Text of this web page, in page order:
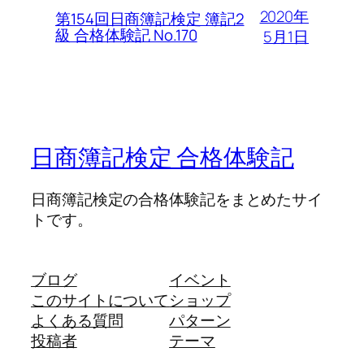
第154回日商簿記検定 簿記2
級 合格体験記 No.170
2020年
5月1日
日商簿記検定 合格体験記
日商簿記検定の合格体験記をまとめたサイ
トです。
ブログ
このサイトについて
よくある質問
投稿者
イベント
ショップ
パターン
テーマ